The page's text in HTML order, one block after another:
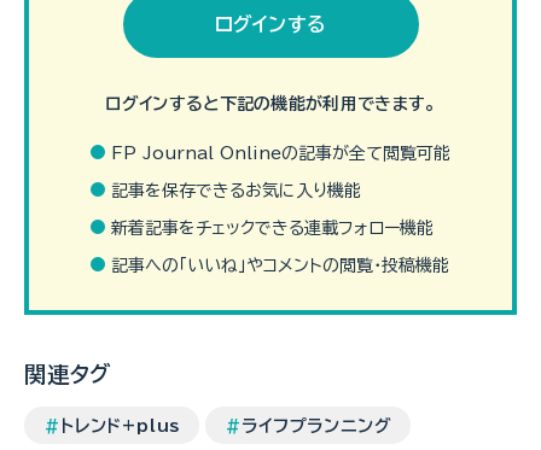
近年、台風や豪雨といった風水害による被害は激甚化しています。
そこで検討したいのが、台風、豪雨、洪水、土砂崩れなどによる住
宅や家財の被害をカバーする、火災保険の水災補償で…（続きを読
ログインする
ログインすると下記の機能が利用できます。
FP Journal Onlineの記事が全て閲覧可能
記事を保存できるお気に入り機能
新着記事をチェックできる連載フォロー機能
記事への「いいね」やコメントの閲覧・投稿機能
関連タグ
トレンド+plus ライフプランニング